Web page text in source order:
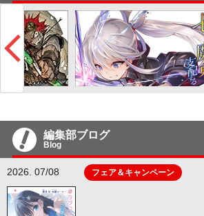
編集部ブログ
Blog
2026. 07/08 フェア＆キャンペーン